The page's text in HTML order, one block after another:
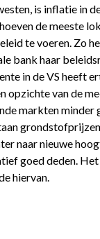
is inflatie in
de meeste
te voeren. Zo
bank haar
in de VS heeft
opzichte van de
markten minder
naar nieuwe
goed deden.
hiervan.